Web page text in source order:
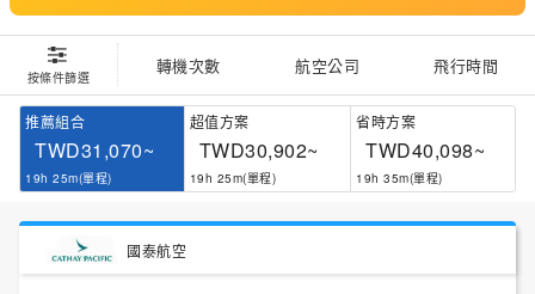
按條件篩選
轉機次數 航空公司 飛行時間
推薦組合
TWD31,070~
19h 25m(單程)
超值方案
TWD30,902~
19h 25m(單程)
省時方案
TWD40,098~
19h 35m(單程)
國泰航空